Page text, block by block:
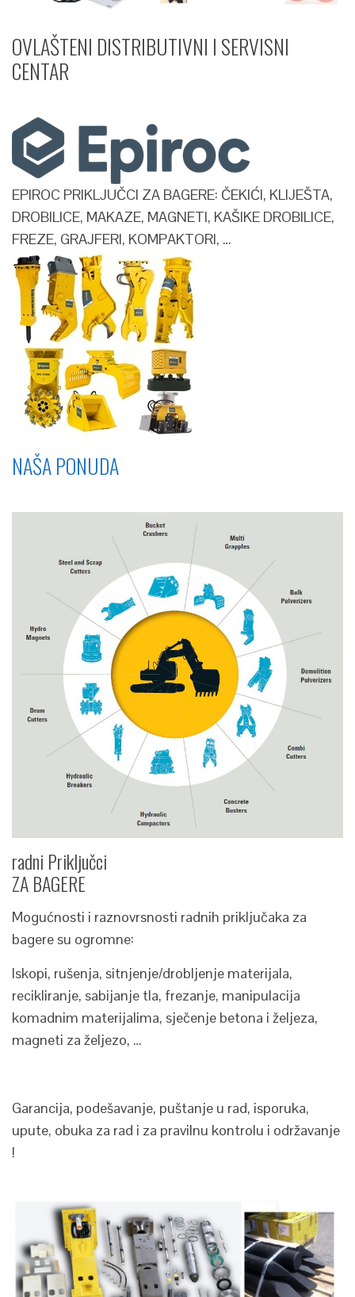
OVLAŠTENI DISTRIBUTIVNI I SERVISNI
CENTAR​
EPIROC PRIKLJUČCI ZA BAGERE: ČEKIĆI, KLIJEŠTA,
DROBILICE, MAKAZE, MAGNETI, KAŠIKE DROBILICE,
FREZE, GRAJFERI, KOMPAKTORI, …
NAŠA PONUDA
radni Priključci
ZA BAGERE
Mogućnosti i raznovrsnosti radnih priključaka za
bagere su ogromne:
Iskopi, rušenja, sitnjenje/drobljenje materijala,
recikliranje, sabijanje tla, frezanje, manipulacija
komadnim materijalima, sječenje betona i željeza,
magneti za željezo, …
Garancija, podešavanje, puštanje u rad, isporuka,
upute, obuka za rad i za pravilnu kontrolu i održavanje
!